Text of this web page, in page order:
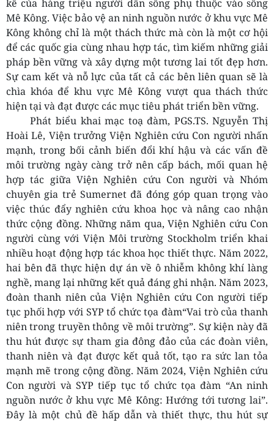
kế của hàng triệu người dân sống phụ thuộc vào sông
Mê Kông. Việc bảo vệ an ninh nguồn nước ở khu vực Mê
Kông không chỉ là một thách thức mà còn là một cơ hội
để các quốc gia cùng nhau hợp tác, tìm kiếm những giải
pháp bền vững và xây dựng một tương lai tốt đẹp hơn.
Sự cam kết và nỗ lực của tất cả các bên liên quan sẽ là
chìa khóa để khu vực Mê Kông vượt qua thách thức
hiện tại và đạt được các mục tiêu phát triển bền vững.
Phát biểu khai mạc toạ đàm, PGS.TS. Nguyễn Thị
Hoài Lê, Viện trưởng Viện Nghiên cứu Con người nhấn
mạnh, trong bối cảnh biến đổi khí hậu và các vấn đề
môi trường ngày càng trở nên cấp bách, mối quan hệ
hợp tác giữa Viện Nghiên cứu Con người và Nhóm
chuyên gia trẻ Sumernet đã đóng góp quan trọng vào
việc thúc đẩy nghiên cứu khoa học và nâng cao nhận
thức cộng đồng. Những năm qua, Viện Nghiên cứu Con
người cùng với Viện Môi trường Stockholm triển khai
nhiều hoạt động hợp tác khoa học thiết thực. Năm 2022,
hai bên đã thực hiện dự án về ô nhiễm không khí làng
nghề, mang lại những kết quả đáng ghi nhận. Năm 2023,
đoàn thanh niên của Viện Nghiên cứu Con người tiếp
tục phối hợp với SYP tổ chức tọa đàm“Vai trò của thanh
niên trong truyền thông về môi trường”. Sự kiện này đã
thu hút được sự tham gia đông đảo của các đoàn viên,
thanh niên và đạt được kết quả tốt, tạo ra sức lan tỏa
mạnh mẽ trong cộng đồng. Năm 2024, Viện Nghiên cứu
Con người và SYP tiếp tục tổ chức tọa đàm “An ninh
nguồn nước ở khu vực Mê Kông: Hướng tới tương lai”.
Đây là một chủ đề hấp dẫn và thiết thực, thu hút sự